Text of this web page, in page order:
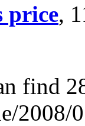
price,
find